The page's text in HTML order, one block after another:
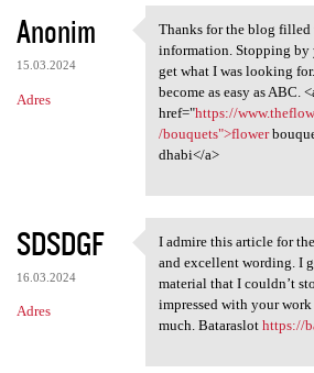
K
o
m
e
r
z
e
Anonim
15.03.2024
Adres
Thanks for the blog
Thanks for the blog filled
information. Stopping by
get what I was looking
become as easy as ABC.
href="https://
/bouquets">flower
dhabi</a>
SDSDGF
16.03.2024
Adres
I admire this article
I admire this article for
and excellent wording. I
material that I couldn’t
impressed with your
much. Bataraslot https://